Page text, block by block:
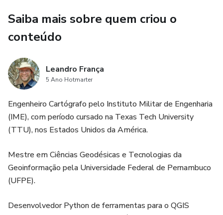
GeoRural e um projeto modelo com o objetivo de
padronizar o armazenamento e validar os atributos a partir
dos dados levantados em campo e carregados no QGIS.
Aviso Legal: Este produto por si só não garante a
obtenção de resultados, ou seja, você precisa assistir
nossas aulas, praticar e, se for o caso, tirar dúvidas conosco,
para alcançar os resultados desejados.
Saiba mais sobre quem criou o
conteúdo
Leandro França
5 Ano Hotmarter
​Engenheiro Cartógrafo pelo Instituto Militar de Engenharia
(IME), com período cursado na Texas Tech University
(TTU), nos Estados Unidos da América.
Mestre em Ciências Geodésicas e Tecnologias da
Geoinformação pela Universidade Federal de Pernambuco
(UFPE).
Desenvolvedor Python de ferramentas para o QGIS